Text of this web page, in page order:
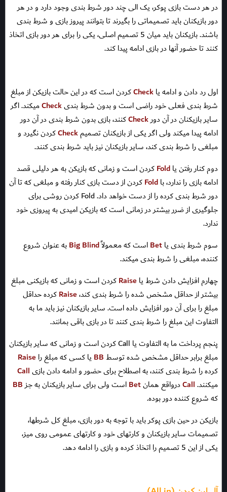
در هر دست بازی پوکر، یک الی چند دور شرط بندی وجود دارد و در هر
دور بازیکنان باید تصمیماتی را بگیرند تا بتوانند پیروز بازی و شرط بندی
باشند. بازیکنان باید میان 5 تصمیم اصلی، یکی را برای هر دور بازی اتخاذ
کنند تا حضور آنها در بازی ادامه پیدا کند.
اول رد دادن و ادامه یاCheckکردن است که در این حالت بازیکن از مبلغ
شرط بندی فعلی خود راضی است و بدون شرط بندی
میکند. اگر
سایر بازیکنان در آن دورCheck
کنند، بازی بدون شرط بندی در آن دور
ادامه پیدا میکند ولی اگر یکی از بازیکنان تصمیمCheckکردن نگیرد و
مبلغی را شرط بندی کند، سایر بازیکنان نیز باید شرط بندی کنند.
دوم کنار رفتن یاFoldکردن است و زمانی که بازیکن به هر دلیلی قصد
ادامه بازی را ندارد، باFoldکردن از دست بازی کنار رفته و مبلغی که تا آن
دور شرط بندی کرده را از دست خواهد داد. Fold کردن روشی برای
جلوگیری از ضرر بیشتر در زمانی است که بازیکن امیدی به پیروزی خود
ندارد.
سوم شرط بندی یاBetاست که معمولاًBig Blindبه عنوان شروع
کننده، مبلغی را شرط بندی میکند.
چهارم افزایش دادن شرط یا Raiseکردن است و زمانی که بازیکنی مبلغ
بیشتر از حداقل مشخص شده را شرط بندی کند،
کرده حداقل
مبلغ را برای آن دور افزایش داده است. سایر بازیکنان نیز باید ما به
التفاوت این مبلغ را شرط بندی کنند تا در بازی باقی بمانند.
پنجم پرداخت ما به التفاوت یا Call کردن است و زمانی که سایر بازیکنان
مبلغ برابر حداقل مشخص شده توسط BBیا کسی که مبلغ را Raise
کرده را شرط بندی کنند، به اصطلاح برای حضور و ادامه دادن بازیCall
میکنند.Callدرواقع همانBetاست ولی برای سایر بازیکنان به جزBB
که شروع کننده دور بوده.
بازیکن در حین بازی پوکر باید با توجه به دور بازی، مبلغ کل شرطها،
تصمیمات سایر بازیکنان و کارتهای خود و کارتهای عمومی روی میز،
یکی از این 5 تصمیم را اتخاذ کرده و بازی را ادامه دهد.